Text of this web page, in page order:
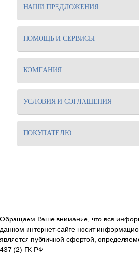
НАШИ ПРЕДЛОЖЕНИЯ
ПОМОЩЬ И СЕРВИСЫ
КОМПАНИЯ
УСЛОВИЯ И СОГЛАШЕНИЯ
ПОКУПАТЕЛЮ
Обращаем Ваше внимание, что вся
данном интернет-сайте носит
является публичной офертой,
437 (2) ГК РФ